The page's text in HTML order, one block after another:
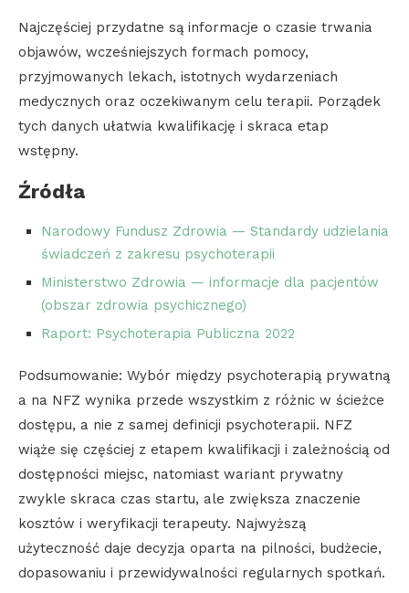
Najczęściej przydatne są informacje o czasie trwania
objawów, wcześniejszych formach pomocy,
przyjmowanych lekach, istotnych wydarzeniach
medycznych oraz oczekiwanym celu terapii. Porządek
tych danych ułatwia kwalifikację i skraca etap
wstępny.
Źródła
Narodowy Fundusz Zdrowia — Standardy udzielania
świadczeń z zakresu psychoterapii
Ministerstwo Zdrowia — informacje dla pacjentów
(obszar zdrowia psychicznego)
Raport: Psychoterapia Publiczna 2022
Podsumowanie: Wybór między psychoterapią prywatną
a na NFZ wynika przede wszystkim z różnic w ścieżce
dostępu, a nie z samej definicji psychoterapii. NFZ
wiąże się częściej z etapem kwalifikacji i zależnością od
dostępności miejsc, natomiast wariant prywatny
zwykle skraca czas startu, ale zwiększa znaczenie
kosztów i weryfikacji terapeuty. Najwyższą
użyteczność daje decyzja oparta na pilności, budżecie,
dopasowaniu i przewidywalności regularnych spotkań.